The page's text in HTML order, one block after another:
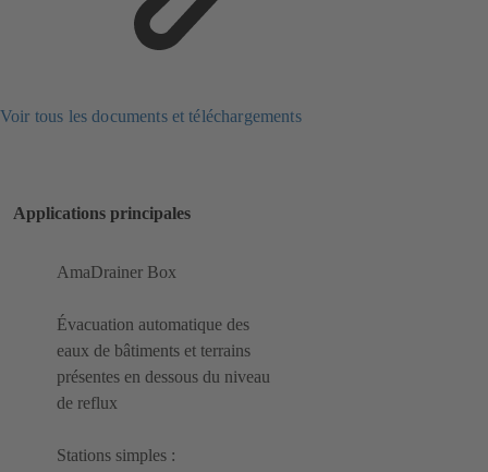
Voir tous les documents et téléchargements
Applications principales
AmaDrainer Box
Évacuation automatique des
eaux de bâtiments et terrains
présentes en dessous du niveau
de reflux
Stations simples :